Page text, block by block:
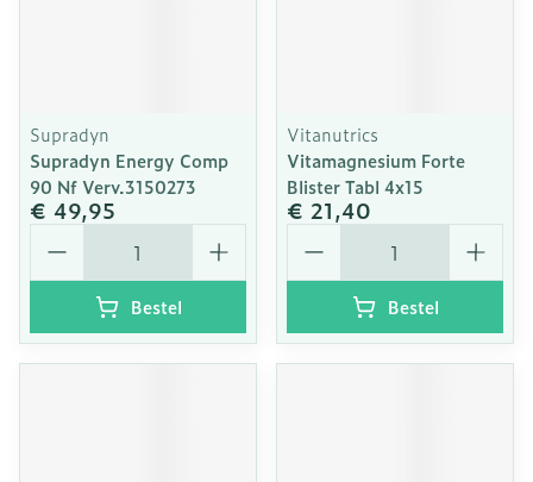
Supradyn
Supradyn Energy Comp
90 Nf Verv.3150273
€ 49,95
Aantal
Bestel
Vitanutrics
Vitamagnesium Forte
Blister Tabl 4x15
€ 21,40
Aantal
Bestel